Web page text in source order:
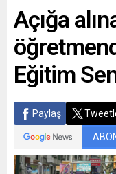
Açığa
Eğitim
Paylaş